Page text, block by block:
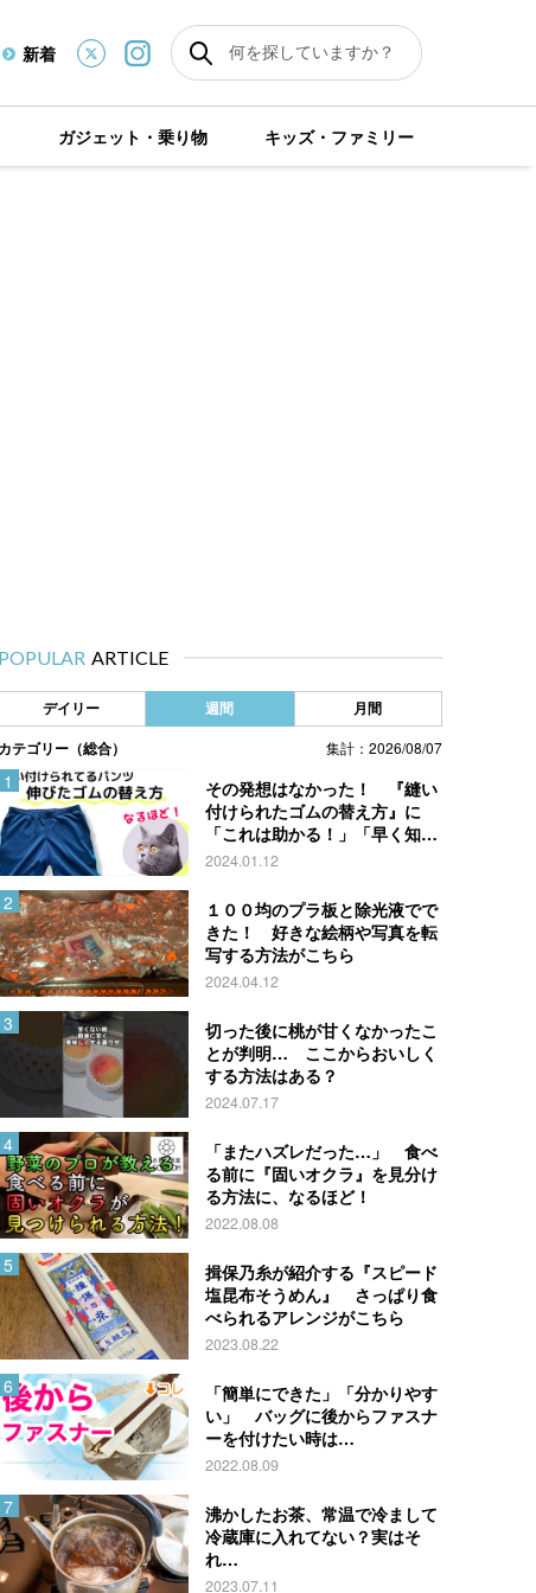
新着
ガジェット・乗り物 キッズ・ファミリー
POPULAR ARTICLE
デイリー 週間 月間
カテゴリー（総合） 集計：2026/08/07
その発想はなかった！ 『縫い
付けられたゴムの替え方』に
「これは助かる！」「早く知り
たかった」
2024.01.12
１００均のプラ板と除光液でで
きた！ 好きな絵柄や写真を転
写する方法がこちら
2024.04.12
切った後に桃が甘くなかったこ
とが判明… ここからおいしく
する方法はある？
2024.07.17
「またハズレだった…」 食べ
る前に『固いオクラ』を見分け
る方法に、なるほど！
2022.08.08
揖保乃糸が紹介する『スピード
塩昆布そうめん』 さっぱり食
べられるアレンジがこちら
2023.08.22
「簡単にできた」「分かりやす
い」 バッグに後からファスナ
ーを付けたい時は…
2022.08.09
沸かしたお茶、常温で冷まして
冷蔵庫に入れてない？実はそ
れ…
2023.07.11